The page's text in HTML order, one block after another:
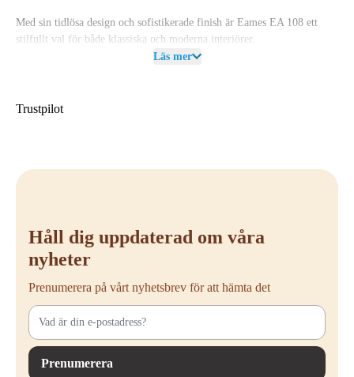
Med sin tidlösa design och sofistikerade finish är Eames EA 108 ett
stilfullt val för både klassiska och moderna interiörer.
hantverk.
Läs mer
Trustpilot
Håll dig uppdaterad om våra
nyheter
Prenumerera på vårt nyhetsbrev för att hämta det
Prenumerera